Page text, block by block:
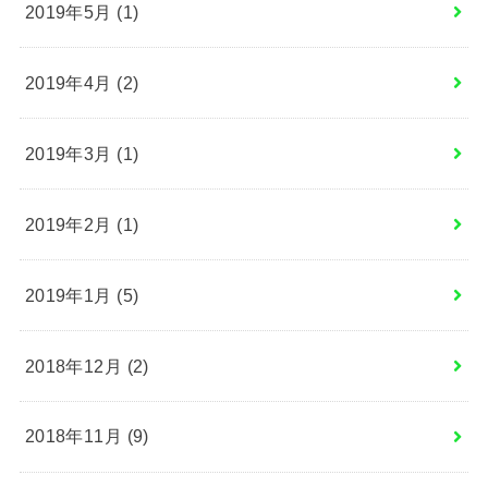
2019年5月 (1)
2019年4月 (2)
2019年3月 (1)
2019年2月 (1)
2019年1月 (5)
2018年12月 (2)
2018年11月 (9)